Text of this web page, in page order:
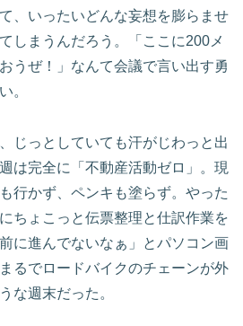
、いったいどんな妄想を膨らませ
しまうんだろう。「ここに200メ
うぜ！」なんて会議で言い出す勇
。
じっとしていても汗がじわっと出
は完全に「不動産活動ゼロ」。現
行かず、ペンキも塗らず。やった
ちょこっと伝票整理と仕訳作業を
に進んでないなぁ」とパソコン画
るでロードバイクのチェーンが外
な週末だった。